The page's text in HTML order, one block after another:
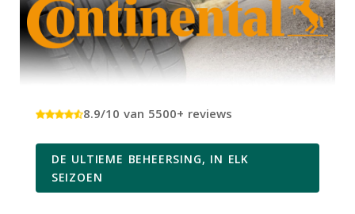
8.9/10 van 5500+ reviews
DE ULTIEME BEHEERSING, IN ELK
SEIZOEN